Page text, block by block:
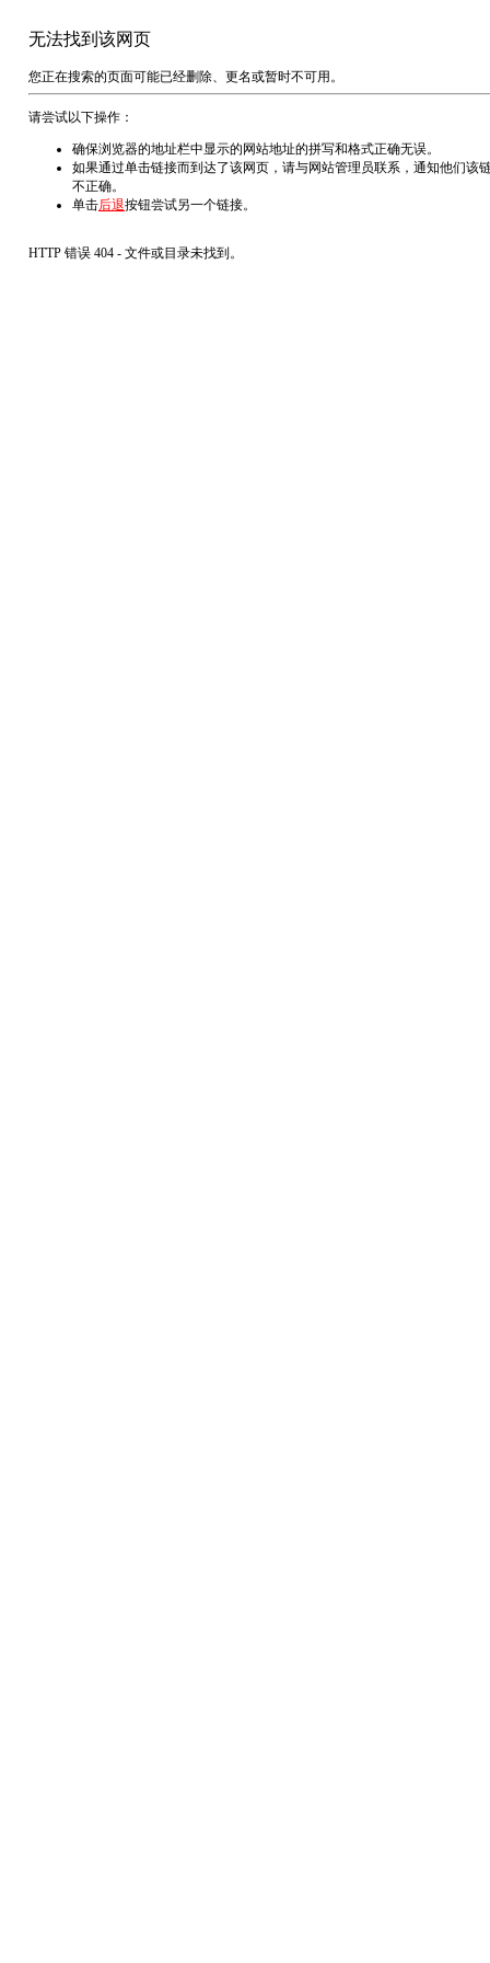
无法找到该网页
您正在搜索的页面可能已经删除、更名或暂时不可用。
请尝试以下操作：
确保浏览器的地址栏中显示的网站地址的拼写和格式正确无误。
如果通过单击链接而到达了该网页，请与网站管理员联系，通知他们该
不正确。
单击后退按钮尝试另一个链接。
HTTP 错误 404 - 文件或目录未找到。